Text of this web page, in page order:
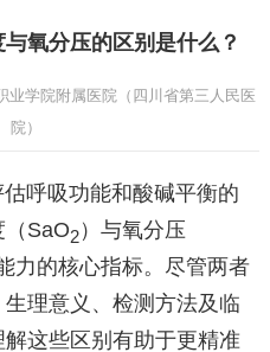
氧分压的区别是什么？
业学院附属医院（四川省第三人民医
院）
呼吸功能和酸碱平衡的
SaO2）与氧分压
力的核心指标。尽管两者
理意义、检测方法及临
这些区别有助于更精准